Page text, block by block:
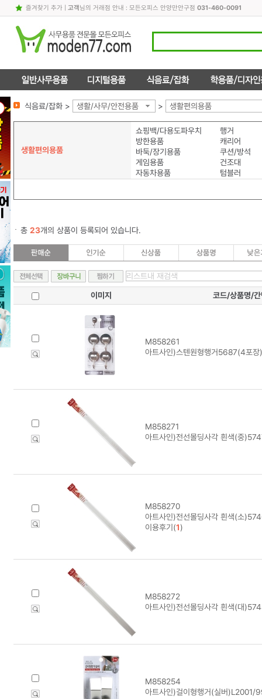
즐겨찾기 추가| 고객님의 거래점 안내 : 모든오피스 안양만안구점 031-460-0091
식음료/잡화 > 생활/사무/안전용품 > 생활편의용품
생활편의용품
쇼핑백/다용도파우치
행거
방한용품
캐리어
바둑/장기용품
쿠션/방석
게임용품
건조대
자동차용품
텀블러
총 23개의 상품이 등록되어 있습니다.
이미지 코드/상품명/간
M858261
아트사인)스텐원형행거5687(4포장)
M858271
아트사인)전선몰딩사각 흰색(중
M858270
아트사인)전선몰딩사각 흰색(소
이용후기(1)
M858272
아트사인)전선몰딩사각 흰색(대
M858254
아트사인)걸이형행거(실버